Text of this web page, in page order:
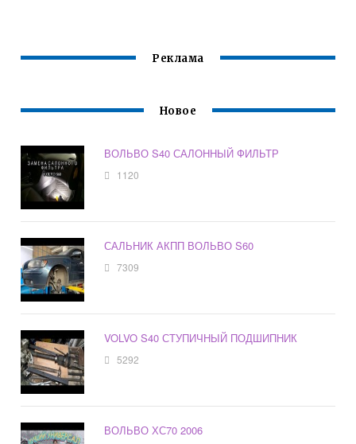
Реклама
Новое
ВОЛЬВО S40 САЛОННЫЙ ФИЛЬТР
1120
САЛЬНИК АКПП ВОЛЬВО S60
7309
VOLVO S40 СТУПИЧНЫЙ ПОДШИПНИК
5292
ВОЛЬВО ХС70 2006